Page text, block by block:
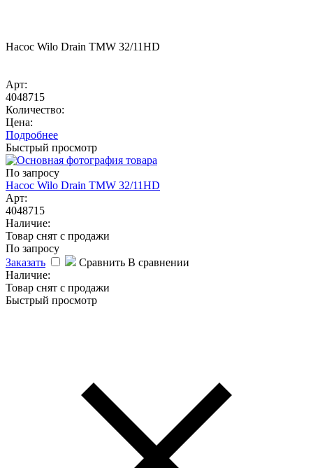
Насос Wilo Drain TMW 32/11HD
Арт:
4048715
Количество:
Цена:
Подробнее
Быстрый просмотр
По запросу
Насос Wilo Drain TMW 32/11HD
Арт:
4048715
Наличие:
Товар снят с продажи
По запросу
Заказать
Сравнить В сравнении
Наличие:
Товар снят с продажи
Быстрый просмотр